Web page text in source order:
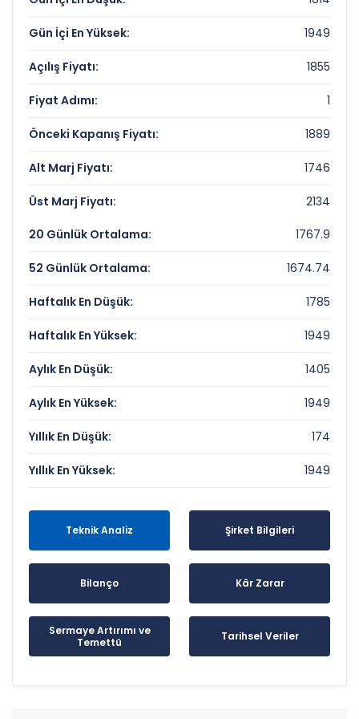
Fiyat/Kazanç (F/K):
465.66
Piyasa Değeri/Defter Değeri (PD/DD):
284.6
TERA FINANSAL YAT. HOL. Rekorlar ve
Önemli Seviyeler
Bugün Gördüğü En Yüksek Fiyat:
Son 1 Yılın Zirvesi:
1949 TL
Son 1 Yılın Dibi:
174 TL
Gün İçi En Yüksek: 1949
Açılış Fiyatı: 1855
Fiyat Adımı: 1
Önceki Kapanış Fiyatı: 1889
Alt Marj Fiyatı: 1746
Üst Marj Fiyatı: 2134
20 Günlük Ortalama: 1767.9
52 Günlük Ortalama: 1674.74
Haftalık En Düşük: 1785
Haftalık En Yüksek: 1949
Aylık En Düşük: 1405
Aylık En Yüksek: 1949
Yıllık En Düşük: 174
Yıllık En Yüksek: 1949
Teknik Analiz Şirket Bilgileri
Bilanço Kâr Zarar
Sermaye Artırımı ve
Temettü
Tarihsel Veriler